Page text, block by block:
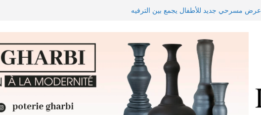
مسرحي جديد للأطفال يجمع بين الترفيه
الشّريف فلكيّا
الإفريقي يُواجه دجوليبا في الدور التمهيدي الأوّل